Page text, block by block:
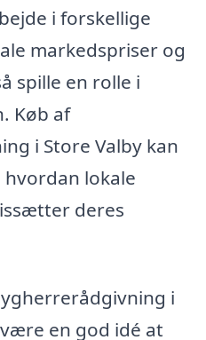
i forskellige
markedspriser og
spille en rolle i
Køb af
i Store Valby kan
lokale
deres
i
en god idé at